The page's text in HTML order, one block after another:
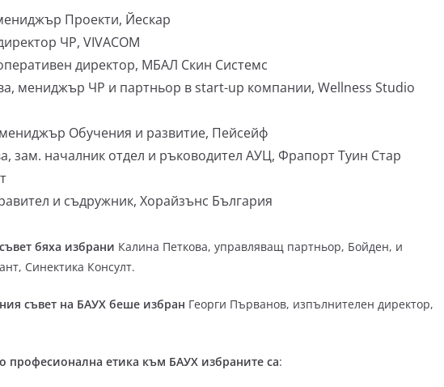
Проекти, Йескар
ЧР, VIVACOM
директор, МБАЛ Скин Системс
мениджър ЧР и партньор в start-up компании, Wellness Studio
Обучения и развитие, Пейсейф
зам. началник отдел и ръководител АУЦ, Фрапорт Туин Стар
и съдружник, Хорайзънс България
бяха избрани Калина Петкова, управляващ партньор, Бойден, и
Синектика Консулт.
съвет на БАУХ беше избран Георги Първанов, изпълнителен директор,
професионална етика към БАУХ избраните са: